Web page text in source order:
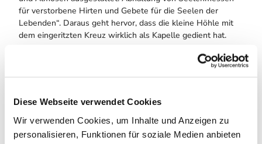
Diese Webseite verwendet Cookies
Wir verwenden Cookies, um Inhalte und Anzeigen zu
personalisieren, Funktionen für soziale Medien anbieten
für verstorbene Hirten und Gebete für die Seelen der
Lebenden“. Daraus geht hervor, dass die kleine Höhle mit
dem eingeritzten Kreuz wirklich als Kapelle gedient hat.
Danach geht es vorbei an den markanten Klusfelsen zu dem
Fünffingerfelsen. Allgemein wirkt dieser Ort sehr mystisch.
Dort lassen sich viele Fischköpfe oder eingeritzte Körper an
mit Sitzbänken, Stufen und markanten Löchern auf. Oben
auf den Zinnen ist in der Mitte eine starke Plattenvertiefung,
die einst vielleicht für das Oberhaupt bestimmt war. Neben
dieser ist noch ein weiteres Loch von ca. 30 cm Tiefe. Auf